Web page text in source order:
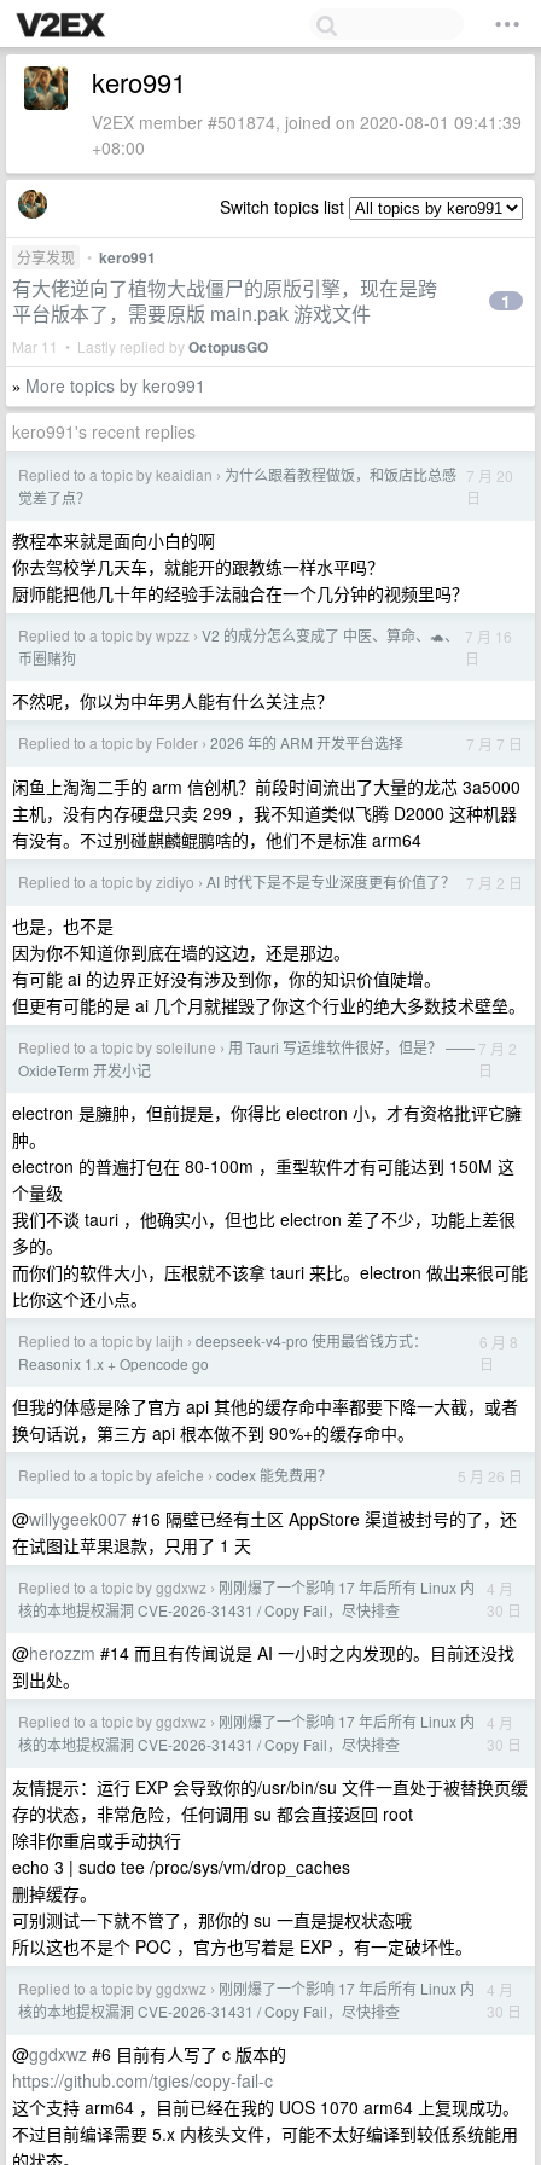
kero991
V2EX member #501874, joined on 2020-08-01 09:41:39
+08:00
Switch topics list
分享发现 • kero991
有大佬逆向了植物大战僵尸的原版引擎，现在是跨
平台版本了，需要原版 main.pak 游戏文件
Mar 11 • Lastly replied byOctopusGO
1
» More topics by kero991
kero991's recent replies
Replied to a topic by keaidian › 为什么跟着教程做饭，和饭店比总感
觉差了点？
7 月 20
日
教程本来就是面向小白的啊
你去驾校学几天车，就能开的跟教练一样水平吗？
厨师能把他几十年的经验手法融合在一个几分钟的视频里吗？
Replied to a topic by wpzz › V2 的成分怎么变成了 中医、算命、🐢、
币圈赌狗
7 月 16
日
不然呢，你以为中年男人能有什么关注点？
Replied to a topic by Folder › 2026 年的 ARM 开发平台选择 7 月 7 日
闲鱼上淘淘二手的 arm 信创机？前段时间流出了大量的龙芯 3a5000
主机，没有内存硬盘只卖 299 ，我不知道类似飞腾 D2000 这种机器
有没有。不过别碰麒麟鲲鹏啥的，他们不是标准 arm64
Replied to a topic by zidiyo › AI 时代下是不是专业深度更有价值了？ 7 月 2 日
也是，也不是
因为你不知道你到底在墙的这边，还是那边。
有可能 ai 的边界正好没有涉及到你，你的知识价值陡增。
但更有可能的是 ai 几个月就摧毁了你这个行业的绝大多数技术壁垒。
Replied to a topic by soleilune › 用 Tauri 写运维软件很好，但是？ ——
OxideTerm 开发小记
7 月 2
日
electron 是臃肿，但前提是，你得比 electron 小，才有资格批评它臃
肿。
electron 的普遍打包在 80-100m ，重型软件才有可能达到 150M 这
个量级
我们不谈 tauri ，他确实小，但也比 electron 差了不少，功能上差很
多的。
而你们的软件大小，压根就不该拿 tauri 来比。electron 做出来很可能
比你这个还小点。
Replied to a topic by laijh › deepseek-v4-pro 使用最省钱方式：
Reasonix 1.x + Opencode go
6 月 8
日
但我的体感是除了官方 api 其他的缓存命中率都要下降一大截，或者
换句话说，第三方 api 根本做不到 90%+的缓存命中。
Replied to a topic by afeiche › codex 能免费用？ 5 月 26 日
@willygeek007 #16 隔壁已经有土区 AppStore 渠道被封号的了，还
在试图让苹果退款，只用了 1 天
Replied to a topic by ggdxwz › 刚刚爆了一个影响 17 年后所有 Linux 内
核的本地提权漏洞 CVE-2026-31431 / Copy Fail，尽快排查
4 月
30 日
@herozzm #14 而且有传闻说是 AI 一小时之内发现的。目前还没找
到出处。
Replied to a topic by ggdxwz › 刚刚爆了一个影响 17 年后所有 Linux 内
核的本地提权漏洞 CVE-2026-31431 / Copy Fail，尽快排查
4 月
30 日
友情提示：运行 EXP 会导致你的/usr/bin/su 文件一直处于被替换页缓
存的状态，非常危险，任何调用 su 都会直接返回 root
除非你重启或手动执行
echo 3 | sudo tee /proc/sys/vm/drop_caches
删掉缓存。
可别测试一下就不管了，那你的 su 一直是提权状态哦
所以这也不是个 POC ，官方也写着是 EXP ，有一定破坏性。
Replied to a topic by ggdxwz › 刚刚爆了一个影响 17 年后所有 Linux 内
核的本地提权漏洞 CVE-2026-31431 / Copy Fail，尽快排查
4 月
30 日
@ggdxwz #6 目前有人写了 c 版本的
https://github.com/tgies/copy-fail-c
这个支持 arm64 ，目前已经在我的 UOS 1070 arm64 上复现成功。
不过目前编译需要 5.x 内核头文件，可能不太好编译到较低系统能用
的状态。